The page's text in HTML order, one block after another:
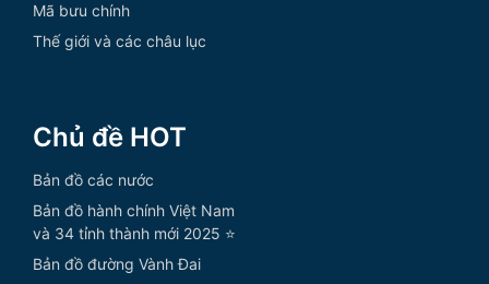
Mã bưu chính
Thế giới và các châu lục
Chủ đề HOT
Bản đồ các nước
Bản đồ hành chính Việt Nam
và 34 tỉnh thành mới 2025 ⭐
Bản đồ đường Vành Đai